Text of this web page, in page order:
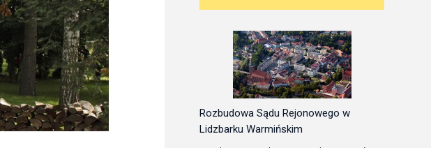
Rozbudowa Sądu Rejonowego w
Lidzbarku Warmińskim